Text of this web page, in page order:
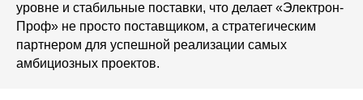
уровне и стабильные поставки, что делает «Электрон-
Проф» не просто поставщиком, а стратегическим
партнером для успешной реализации самых
амбициозных проектов.